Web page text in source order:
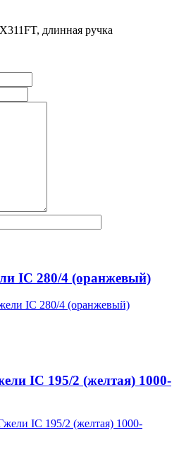
длинная ручка
IC 280/4 (оранжевый)
IC 195/2 (желтая) 1000-